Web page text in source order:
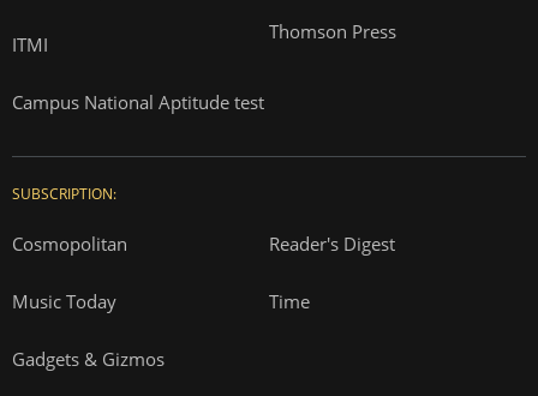
ITMI
Campus National Aptitude test
Thomson Press
SUBSCRIPTION:
Cosmopolitan Reader's Digest
Music Today Time
Gadgets & Gizmos